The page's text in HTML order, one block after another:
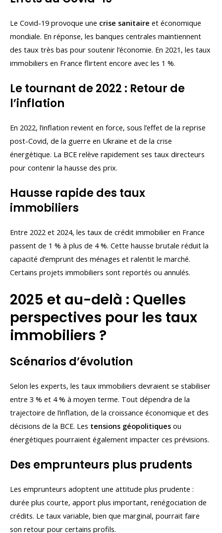
Le Covid-19 provoque une crise sanitaire et économique
mondiale. En réponse, les banques centrales maintiennent
des taux très bas pour soutenir l’économie. En 2021, les taux
immobiliers en France flirtent encore avec les 1 %.
Le tournant de 2022 : Retour de
l’inflation
En 2022, l’inflation revient en force, sous l’effet de la reprise
post-Covid, de la guerre en Ukraine et de la crise
énergétique. La BCE relève rapidement ses taux directeurs
pour contenir la hausse des prix.
Hausse rapide des taux
immobiliers
Entre 2022 et 2024, les taux de crédit immobilier en France
passent de 1 % à plus de 4 %. Cette hausse brutale réduit la
capacité d’emprunt des ménages et ralentit le marché.
Certains projets immobiliers sont reportés ou annulés.
2025 et au-delà : Quelles
perspectives pour les taux
immobiliers ?
Scénarios d’évolution
Selon les experts, les taux immobiliers devraient se stabiliser
entre 3 % et 4 % à moyen terme. Tout dépendra de la
trajectoire de l’inflation, de la croissance économique et des
décisions de la BCE. Les tensions géopolitiques ou
énergétiques pourraient également impacter ces prévisions.
Des emprunteurs plus prudents
Les emprunteurs adoptent une attitude plus prudente :
durée plus courte, apport plus important, renégociation de
crédits. Le taux variable, bien que marginal, pourrait faire
son retour pour certains profils.